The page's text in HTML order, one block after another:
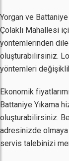
Yorgan ve
Çolaklı Mahallesi
yöntemlerinden
oluşturabilirsiniz.
yöntemleri
Ekonomik
Battaniye Yıkama
oluşturabilirsiniz.
adresinizde olmaya
servis talebinizi